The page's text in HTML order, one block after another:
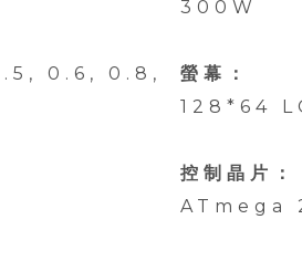
0.6, 0.8,
300W
螢幕：
128*64
控制晶片：
ATmega